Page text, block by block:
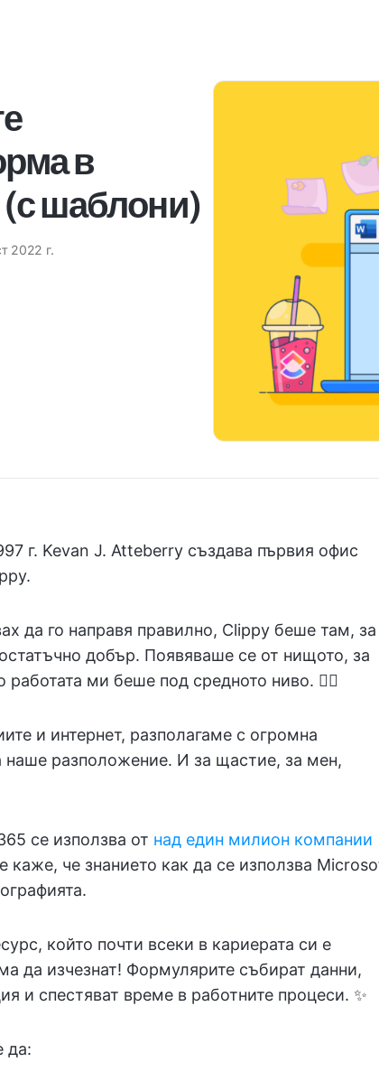
в
шаблони)
2022 г.
г. Kevan J. Atteberry създава първия офис
да го направя правилно, Clippy беше там, за
добър. Появяваше се от нищото, за
ми беше под средното ниво. 😵‍💫
и интернет, разполагаме с огромна
наше разположение. И за щастие, за мен,
се използва от над един милион компании
каже, че знанието как да се използва
който почти всеки в кариерата си е
да изчезнат! Формулярите събират данни,
и спестяват време в работните процеси. ✨
да: